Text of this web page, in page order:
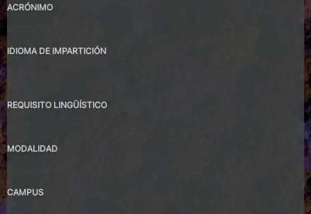
ACRÓNIMO
IDIOMA DE IMPARTICIÓN
REQUISITO LINGÜÍSTICO
MODALIDAD
CAMPUS